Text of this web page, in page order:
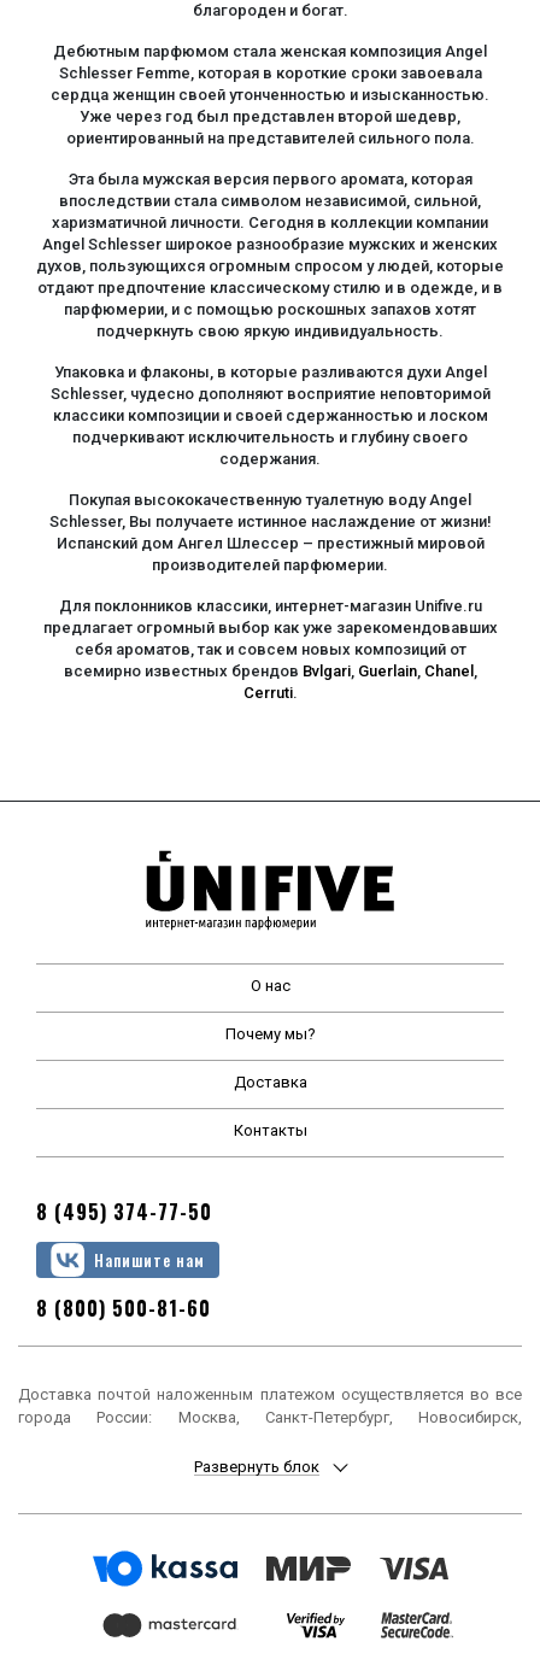
благороден и богат.
Дебютным парфюмом стала женская композиция Angel
Schlesser Femme, которая в короткие сроки завоевала
сердца женщин своей утонченностью и изысканностью.
Уже через год был представлен второй шедевр,
ориентированный на представителей сильного пола.
Эта была мужская версия первого аромата, которая
впоследствии стала символом независимой, сильной,
харизматичной личности. Сегодня в коллекции компании
Angel Schlesser широкое разнообразие мужских и женских
духов, пользующихся огромным спросом у людей, которые
отдают предпочтение классическому стилю и в одежде, и в
парфюмерии, и с помощью роскошных запахов хотят
подчеркнуть свою яркую индивидуальность.
Упаковка и флаконы, в которые разливаются духи Angel
Schlesser, чудесно дополняют восприятие неповторимой
классики композиции и своей сдержанностью и лоском
подчеркивают исключительность и глубину своего
содержания.
Покупая высококачественную туалетную воду Angel
Schlesser, Вы получаете истинное наслаждение от жизни!
Испанский дом Ангел Шлессер – престижный мировой
производителей парфюмерии.
Для поклонников классики, интернет-магазин Unifive.ru
предлагает огромный выбор как уже зарекомендовавших
себя ароматов, так и совсем новых композиций от
всемирно известных брендов Bvlgari, Guerlain, Chanel ,
Cerruti.
О нас
Почему мы?
Доставка
Контакты
8 (495) 374-77-50
Напишите нам
8 (800) 500-81-60
Доставка почтой наложенным платежом осуществляется во все
города России: Москва, Санкт-Петербург, Новосибирск,
Ростов-на-Дону, Уфа, Красноярск, Пермь, Воронеж, Волгоград,
Ульяновск, Иркутск, Хабаровск, Ярославль, Владивосток, Томск,
Челны, Пенза, Липецк, Киров, Чебоксары, Тула, Калининград,
Балашиха, Курск, Ставрополь, Улан-Удэ, Тверь, Магнитогорск,
Архангельск, Чита, Калуга, Симферополь, Смоленск, Волжский,
Развернуть блок